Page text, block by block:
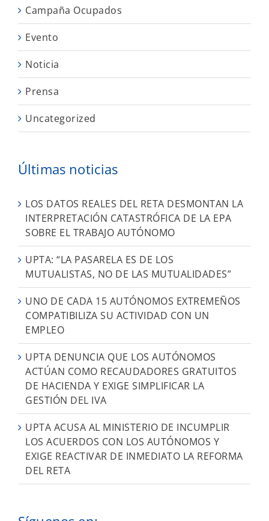
Campaña Ocupados
Evento
Noticia
Prensa
Uncategorized
Últimas noticias
LOS DATOS REALES DEL RETA DESMONTAN LA
INTERPRETACIÓN CATASTRÓFICA DE LA EPA
SOBRE EL TRABAJO AUTÓNOMO
UPTA: “LA PASARELA ES DE LOS
MUTUALISTAS, NO DE LAS MUTUALIDADES”
UNO DE CADA 15 AUTÓNOMOS EXTREMEÑOS
COMPATIBILIZA SU ACTIVIDAD CON UN
EMPLEO
UPTA DENUNCIA QUE LOS AUTÓNOMOS
ACTÚAN COMO RECAUDADORES GRATUITOS
DE HACIENDA Y EXIGE SIMPLIFICAR LA
GESTIÓN DEL IVA
UPTA ACUSA AL MINISTERIO DE INCUMPLIR
LOS ACUERDOS CON LOS AUTÓNOMOS Y
EXIGE REACTIVAR DE INMEDIATO LA REFORMA
DEL RETA